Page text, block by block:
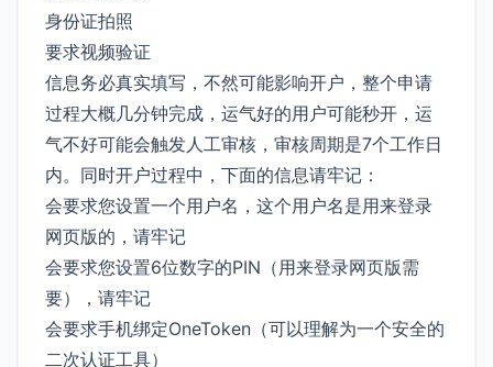
身份证拍照
要求视频验证
信息务必真实填写，不然可能影响开户，整个申请
过程大概几分钟完成，运气好的用户可能秒开，运
气不好可能会触发人工审核，审核周期是7个工作日
内。同时开户过程中，下面的信息请牢记：
会要求您设置一个用户名，这个用户名是用来登录
网页版的，请牢记
会要求您设置6位数字的PIN（用来登录网页版需
要），请牢记
会要求手机绑定OneToken（可以理解为一个安全的
二次认证工具）